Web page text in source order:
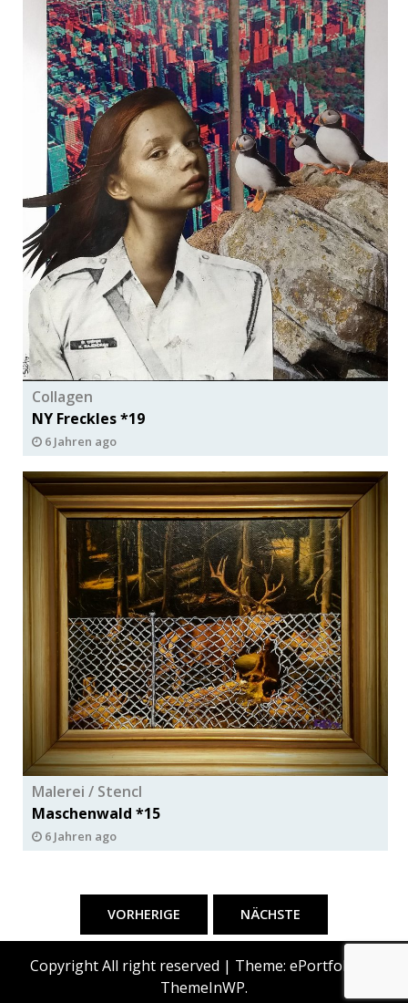
Collagen
NY Freckles *19
6 Jahren ago
Malerei / Stencl
Maschenwald *15
6 Jahren ago
VORHERIGE NÄCHSTE
Copyright All right reserved | Theme: ePortfolio by
ThemeInWP.